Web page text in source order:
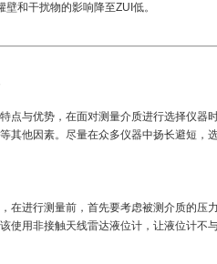
和干扰物的影响降至ZUI低。
点与优势，在面对测量介质进行选择仪器
其他因素。尽量在众多仪器中扬长避短，
在进行测量前，首先要考虑被测介质的
使用非接触天线雷达液位计，让液位计不